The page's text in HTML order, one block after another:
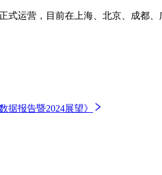
式运营，目前在上海、北京、成都
据报告暨2024展望》